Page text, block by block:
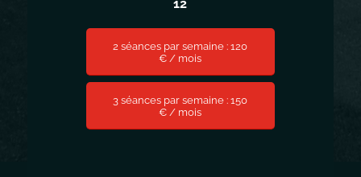
12
2 séances par semaine : 120
€ / mois
3 séances par semaine : 150
€ / mois